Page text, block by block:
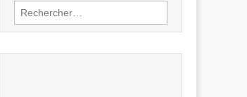
Rechercher :